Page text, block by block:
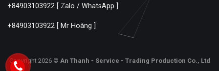
+84903103922 [ Zalo / WhatsApp ]
+84903103922 [ Mr Hoàng ]
Copyright 2026 © An Thanh - Service - Trading Production Co., Ltd